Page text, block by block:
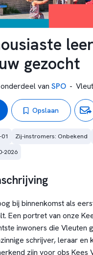
gezocht
onderdeel van SPO -
Opslaan
Zij-instromers: Onbekend
2026
bij binnenkomst als
Een portret van onze
inwoners die Vleuten
schrijver, leraar en
zijn voor obs Kees